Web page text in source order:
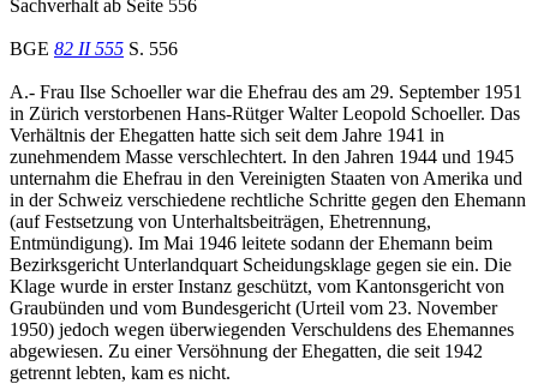
Sachverhalt ab Seite 556
BGE 82 II 555 S. 556
A.- Frau Ilse Schoeller war die Ehefrau des am 29. September 1951
in Zürich verstorbenen Hans-Rütger Walter Leopold Schoeller. Das
Verhältnis der Ehegatten hatte sich seit dem Jahre 1941 in
zunehmendem Masse verschlechtert. In den Jahren 1944 und 1945
unternahm die Ehefrau in den Vereinigten Staaten von Amerika und
in der Schweiz verschiedene rechtliche Schritte gegen den Ehemann
(auf Festsetzung von Unterhaltsbeiträgen, Ehetrennung,
Entmündigung). Im Mai 1946 leitete sodann der Ehemann beim
Bezirksgericht Unterlandquart Scheidungsklage gegen sie ein. Die
Klage wurde in erster Instanz geschützt, vom Kantonsgericht von
Graubünden und vom Bundesgericht (Urteil vom 23. November
1950) jedoch wegen überwiegenden Verschuldens des Ehemannes
abgewiesen. Zu einer Versöhnung der Ehegatten, die seit 1942
getrennt lebten, kam es nicht.